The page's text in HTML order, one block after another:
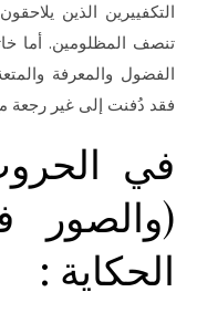
التكفييرين الذين
تنصف المظلومين. أما
الفضول والمعرفة
فقد دُفنت إلى غير رجعة
في
(والصور
الحكاية :